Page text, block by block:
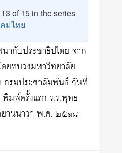
of 15 in the series
มไทย
ากับประชาธิปไตย จาก
ยทบวงมหาวิทยาลัย
รมประชาสัมพันธ์ วันที่
พ์ครั้งแรก ร.ร.พุทธ
านนาวา พ.ศ. ๒๕๑๘